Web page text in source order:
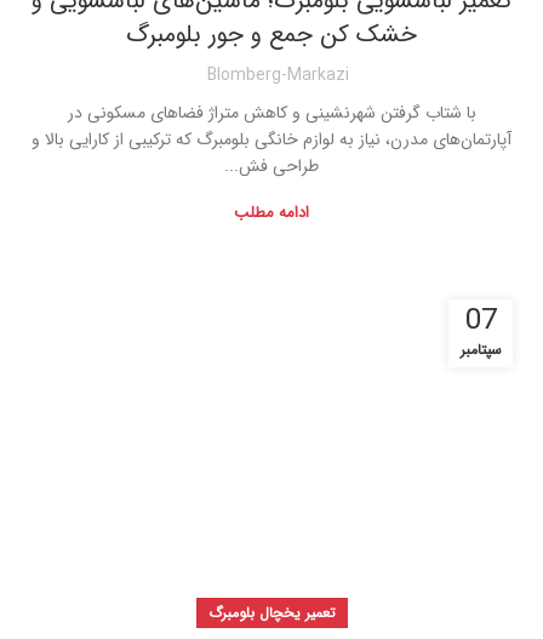
خشک کن جمع و جور بلومبرگ
Blomberg-Markazi
با شتاب گرفتن شهرنشینی و کاهش متراژ فضاهای مسکونی در
آپارتمان‌های مدرن، نیاز به لوازم خانگی بلومبرگ که ترکیبی از کارایی بالا و
طراحی فش...
ادامه مطلب
07
سپتامبر
تعمیر یخچال بلومبرگ